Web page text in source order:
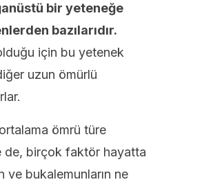
bir yeteneğe
bazılarıdır.
için bu yetenek
uzun ömürlü
ömrü türe
de, birçok faktör hayatta
ve bukalemunların ne